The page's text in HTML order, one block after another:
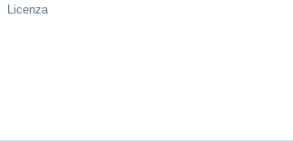
Licenza